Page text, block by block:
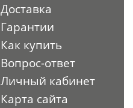
Доставка
Гарантии
Как купить
Вопрос-ответ
Личный кабинет
Карта сайта